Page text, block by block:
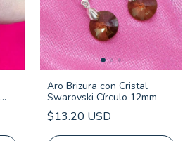
Aro Brizura con Cristal
Swarovski Círculo 12mm
$13.20 USD